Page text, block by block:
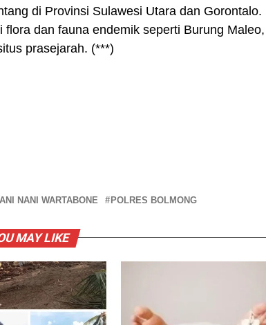
di Provinsi Sulawesi Utara dan Gorontalo.
dan fauna endemik seperti Burung Maleo,
prasejarah. (***)
NANI WARTABONE POLRES BOLMONG
MAY LIKE